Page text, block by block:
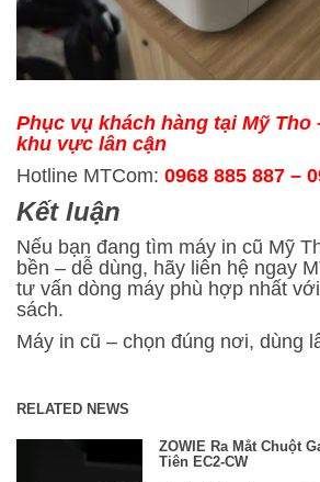
Phục vụ khách hàng tại Mỹ Tho
khu vực lân cận
Hotline MTCom: 0968 885 887 –
Kết luận
Nếu bạn đang tìm máy in cũ Mỹ
bền – dễ dùng, hãy liên hệ ngay
tư vấn dòng máy phù hợp nhất
sách.
Máy in cũ – chọn đúng nơi, dùng
RELATED NEWS
ZOWIE Ra Mắt Chuột
Tiên EC2-CW